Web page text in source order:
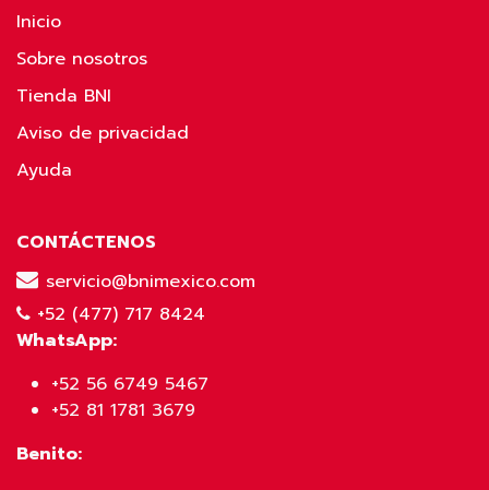
Inicio
Sobre nosotros
Tienda BNI
Aviso de privacidad
Ayuda
CONTÁCTENOS
servicio@bnimexico.com
+52 (477) 717 8424
WhatsApp:
+52 56 6749 5467
+52 81 1781 3679
Benito: